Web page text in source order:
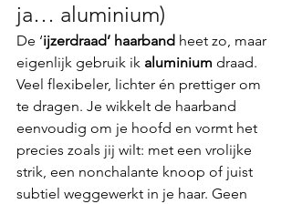
ja… aluminium)
De ‘ijzerdraad’ haarband heet zo, maar
eigenlijk gebruik ik aluminium draad.
Veel flexibeler, lichter én prettiger om
te dragen. Je wikkelt de haarband
eenvoudig om je hoofd en vormt het
precies zoals jij wilt: met een vrolijke
strik, een nonchalante knoop of juist
subtiel weggewerkt in je haar. Geen